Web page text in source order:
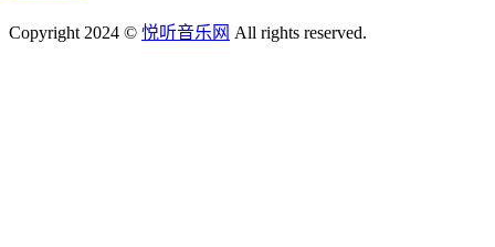
Copyright 2024 © 悦听音乐网 All rights reserved.